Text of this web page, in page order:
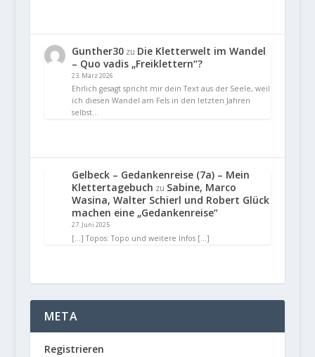
Gunther30zu Die Kletterwelt im Wandel
– Quo vadis „Freiklettern“?
23. März 2026
Ehrlich gesagt spricht mir dein Text aus der Seele, weil
ich diesen Wandel am Fels in den letzten Jahren
selbst…
Gelbeck – Gedankenreise (7a) – Mein
Klettertagebuch zu Sabine, Marco
Wasina, Walter Schierl und Robert Glück
machen eine „Gedankenreise“
27. Juni 2025
[…] Topos: Topo und weitere Infos […]
META
Registrieren